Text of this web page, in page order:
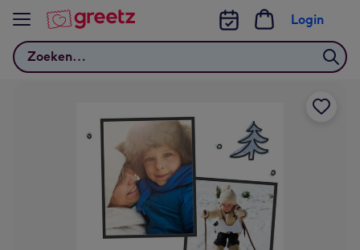
Bekijk meer
Zoeken
Login